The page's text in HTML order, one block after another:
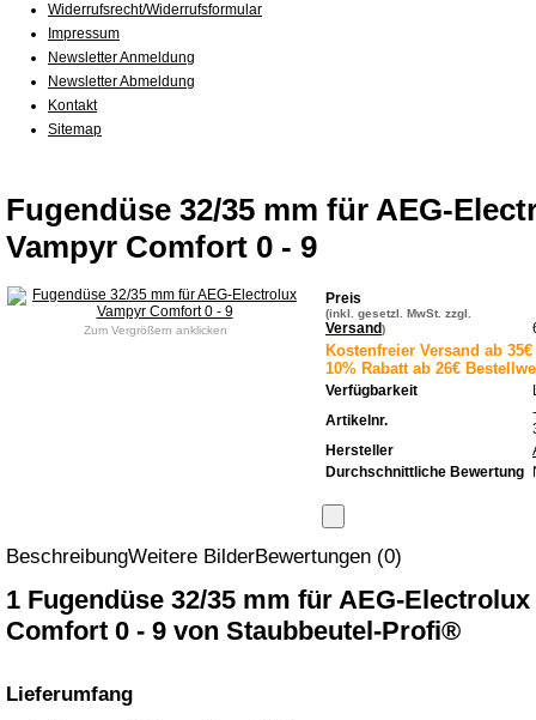
Widerrufsrecht/Widerrufsformular
Impressum
Newsletter Anmeldung
Newsletter Abmeldung
Kontakt
Sitemap
Fugendüse 32/35 mm für AEG-
Vampyr Comfort 0 - 9
Zum Vergrößern anklicken
Preis
(inkl. gesetzl. MwSt. zzgl.
Versand)
Kostenfreier Versand ab
10% Rabatt ab 26€
Verfügbarkeit
Artikelnr.
Hersteller
Durchschnittliche Bewertung
BeschreibungWeitere BilderBewertungen (0)
1 Fugendüse 32/35 mm für AEG-
Comfort 0 - 9 von Staubbeutel-Profi®
Lieferumfang